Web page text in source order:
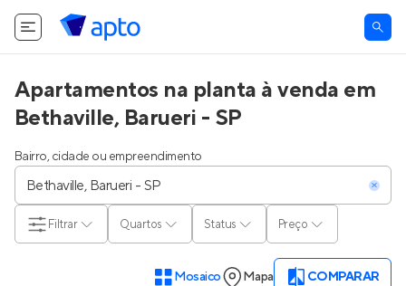
Apartamentos na planta à venda em
Bethaville, Barueri - SP
Bairro, cidade ou empreendimento
Quartos Status Preço
Filtrar
Mosaico Mapa COMPARAR